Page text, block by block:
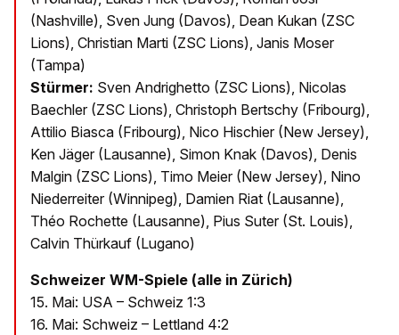
(Nashville), Sven Jung (Davos), Dean Kukan (ZSC
Lions), Christian Marti (ZSC Lions), Janis Moser
(Tampa)
Stürmer: Sven Andrighetto (ZSC Lions), Nicolas
Baechler (ZSC Lions), Christoph Bertschy (Fribourg),
Attilio Biasca (Fribourg), Nico Hischier (New Jersey),
Ken Jäger (Lausanne), Simon Knak (Davos), Denis
Malgin (ZSC Lions), Timo Meier (New Jersey), Nino
Niederreiter (Winnipeg), Damien Riat (Lausanne),
Théo Rochette (Lausanne), Pius Suter (St. Louis),
Calvin Thürkauf (Lugano)
Schweizer WM-Spiele (alle in Zürich)
15. Mai: USA – Schweiz 1:3
16. Mai: Schweiz – Lettland 4:2